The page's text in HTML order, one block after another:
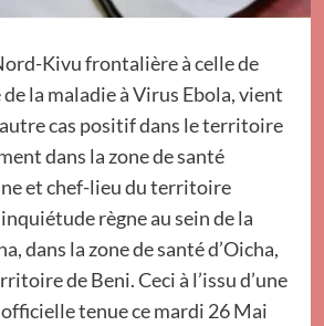
Kivu frontalière à celle de
la maladie à Virus Ebola, vient
cas positif dans le territoire
dans la zone de santé
et chef-lieu du territoire
règne au sein de la
dans la zone de santé d’Oicha,
de Beni. Ceci à l’issu d’une
tenue ce mardi 26 Mai